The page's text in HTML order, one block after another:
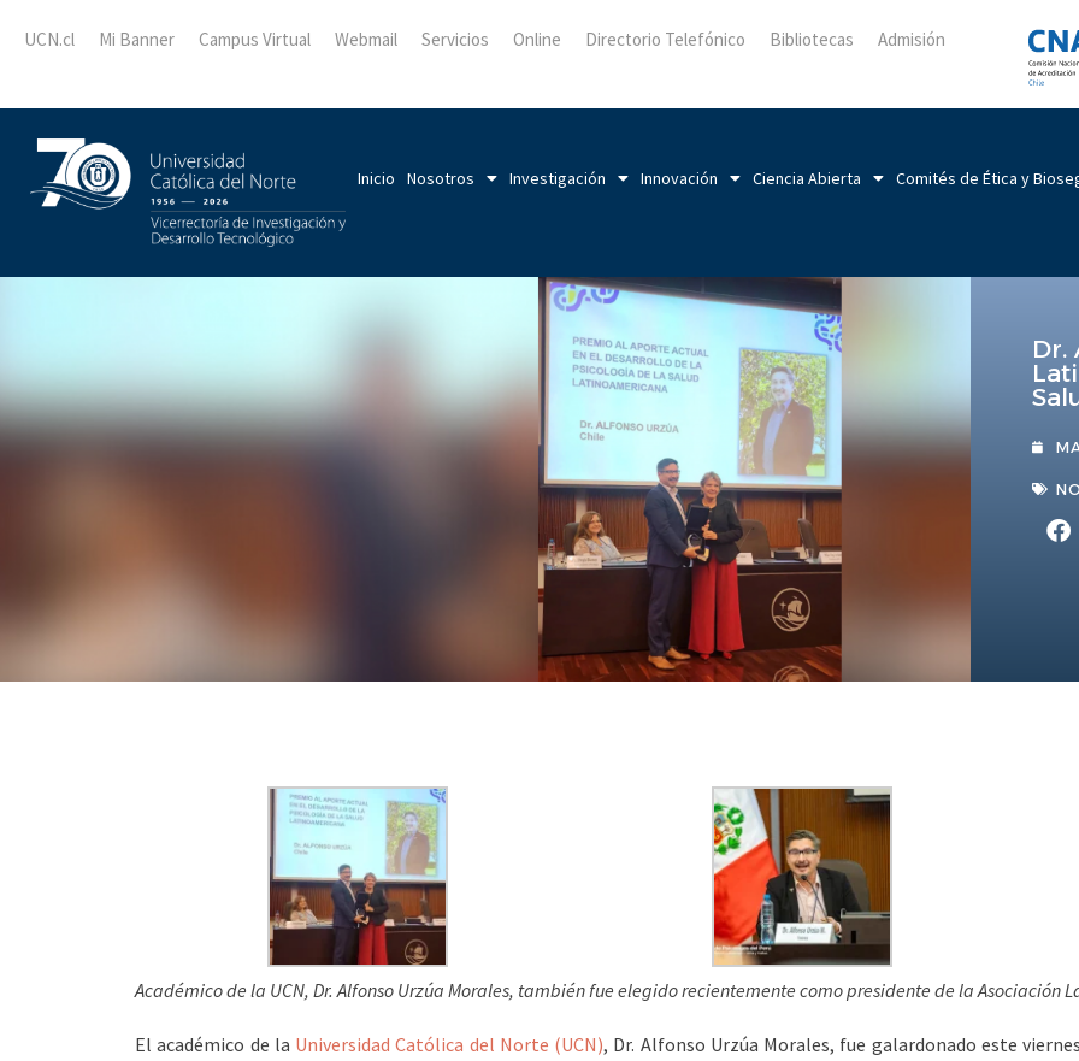
UCN.cl Mi Banner Campus Virtual Webmail Servicios Online Directorio Telefónico Bibliotecas Admisión
Inicio Nosotros Investigación Innovación Ciencia Abierta Comités de Ética y
Dr.
Académico de la UCN, Dr. Alfonso Urzúa Morales, también fue elegido recientemente como presidente de laAsociación
El académico de la Universidad Católica del Norte (UCN), Dr. Alfonso Urzúa Morales, fue galardonado este